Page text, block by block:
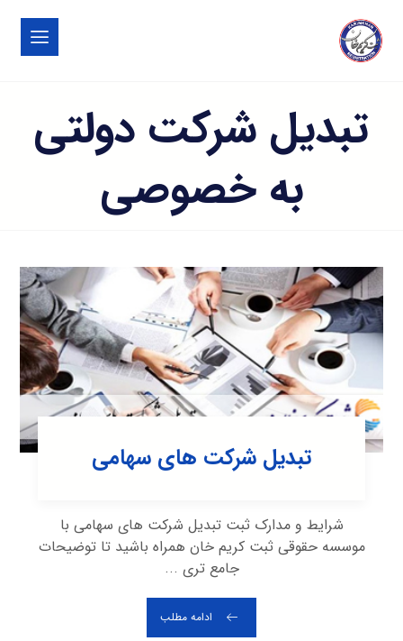
تبدیل شرکت دولتی
به خصوصی
تبدیل شرکت های سهامی
شرایط و مدارک ثبت تبدیل شرکت های سهامی با
موسسه حقوقی ثبت کریم خان همراه باشید تا توضیحات
جامع تری ...
ادامه مطلب